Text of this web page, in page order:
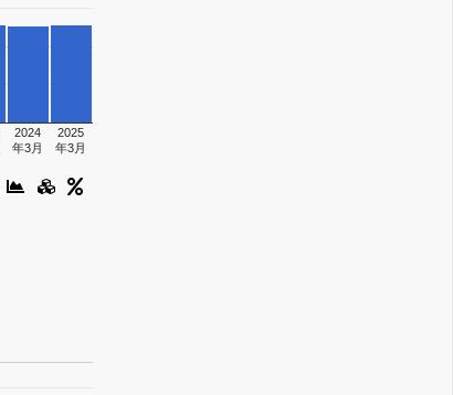
2024
年3月
2025
年3月